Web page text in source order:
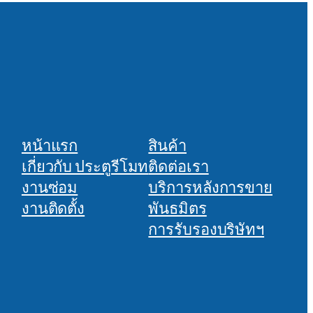
หน้าแรก
เกี่ยวกับ ประตูรีโมท
งานซ่อม
งานติดตั้ง
สินค้า
ติดต่อเรา
บริการหลังการขาย
พันธมิตร
การรับรองบริษัทฯ